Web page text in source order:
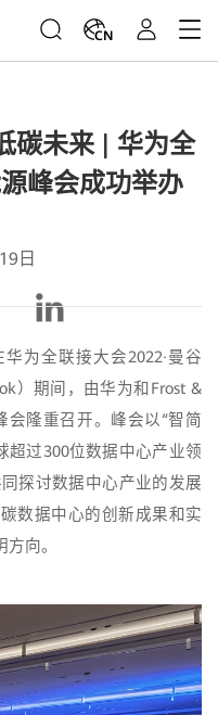
CN
碳未来 | 华为全
峰会成功举办
日
为全联接大会2022·曼谷
）期间，由华为和Frost &
会隆重召开。峰会以“智简
超过300位数据中心产业领
探讨数据中心产业的发展
数据中心的创新成果和实
向。